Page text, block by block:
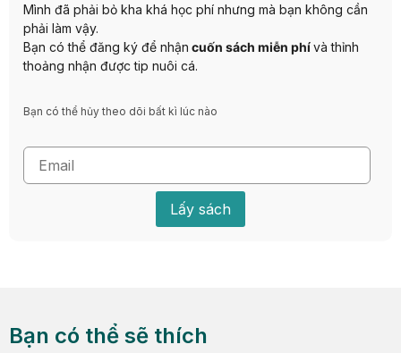
Mình đã phải bỏ kha khá học phí nhưng mà bạn không cần
phải làm vậy.
Bạn có thể đăng ký để nhận cuốn sách miễn phívà thỉnh
thoảng nhận được tip nuôi cá.
Bạn có thể hủy theo dõi bất kì lúc nào
Lấy sách
Bạn có thể sẽ thích